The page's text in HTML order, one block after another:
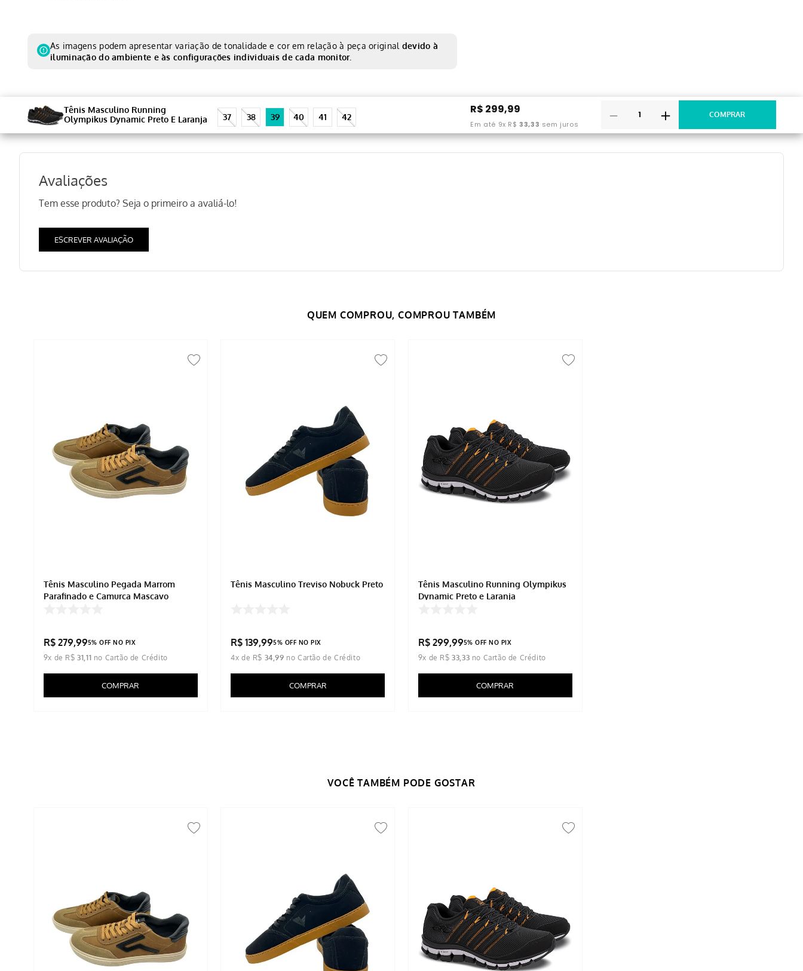
As imagens podem apresentar variação de tonalidade e cor em relação à peça original devido à
iluminação do ambiente e às configurações individuais de cada monitor.
Tênis Masculino Running
Olympikus Dynamic Preto E Laranja
37 38 39 40 41 42
R$ 299,99
Em até 9x R$ 33,33 sem juros ＋
－
Avaliações
Tem esse produto? Seja o primeiro a avaliá-lo!
ESCREVER AVALIAÇÃO
Tênis Masculino Pegada Marrom
Parafinado e Camurça Mascavo
R$ 279,995% OFF NO PIX
9x de R$ 31,11
COMPRAR
Tênis Masculino Treviso Nobuck Preto
R$ 139,995% OFF NO PIX
4x de R$ 34,99
COMPRAR
Tênis Masculino Running Olympikus
Dynamic Preto e Laranja
R$ 299,995% OFF NO PIX
9x de R$ 33,33
COMPRAR